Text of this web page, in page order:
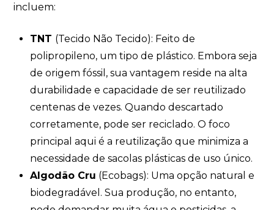
incluem:
TNT (Tecido Não Tecido): Feito de
polipropileno, um tipo de plástico. Embora seja
de origem fóssil, sua vantagem reside na alta
durabilidade e capacidade de ser reutilizado
centenas de vezes. Quando descartado
corretamente, pode ser reciclado. O foco
principal aqui é a reutilização que minimiza a
necessidade de sacolas plásticas de uso único.
Algodão Cru (Ecobags): Uma opção natural e
biodegradável. Sua produção, no entanto,